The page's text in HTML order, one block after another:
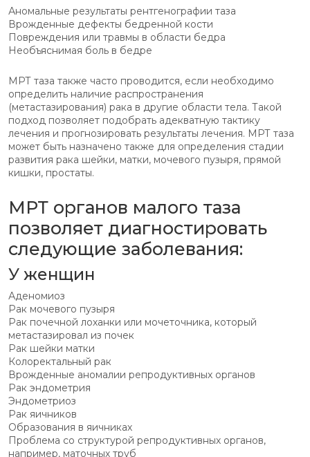
Аномальные результаты рентгенографии таза
Врожденные дефекты бедренной кости
Повреждения или травмы в области бедра
Необъяснимая боль в бедре
МРТ таза также часто проводится, если необходимо
определить наличие распространения
(метастазирования) рака в другие области тела. Такой
подход позволяет подобрать адекватную тактику
лечения и прогнозировать результаты лечения. МРТ таза
может быть назначено также для определения стадии
развития рака шейки, матки, мочевого пузыря, прямой
кишки, простаты.
МРТ органов малого таза
позволяет диагностировать
следующие заболевания:
У женщин
Аденомиоз
Рак мочевого пузыря
Рак почечной лоханки или мочеточника, который
метастазировал из почек
Рак шейки матки
Колоректальный рак
Врожденные аномалии репродуктивных органов
Рак эндометрия
Эндометриоз
Рак яичников
Образования в яичниках
Проблема со структурой репродуктивных органов,
например, маточных труб